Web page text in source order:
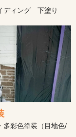
ディング 下塗り
多彩色塗装（目地色/